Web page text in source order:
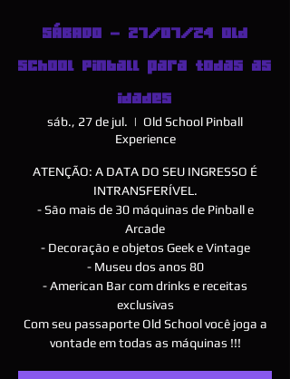
SÁBADO - 27/07/24 Old
School Pinball para todas as
idades
sáb., 27 de jul.
  |
Old School Pinball
Experience
ATENÇÃO: A DATA DO SEU INGRESSO É
INTRANSFERÍVEL.
- São mais de 30 máquinas de Pinball e
Arcade
- Decoração e objetos Geek e Vintage
- Museu dos anos 80
- American Bar com drinks e receitas
exclusivas
Com seu passaporte Old School você joga a
vontade em todas as máquinas !!!